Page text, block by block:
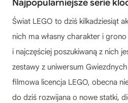
Najpopularniejsze serie
Świat LEGO to dziś kilkadziesiąt
nich ma własny charakter i
i najczęściej poszukiwaną z nich
zestawy z uniwersum
filmowa licencja LEGO, obecna
do dziś rozwijana o nowe statki,